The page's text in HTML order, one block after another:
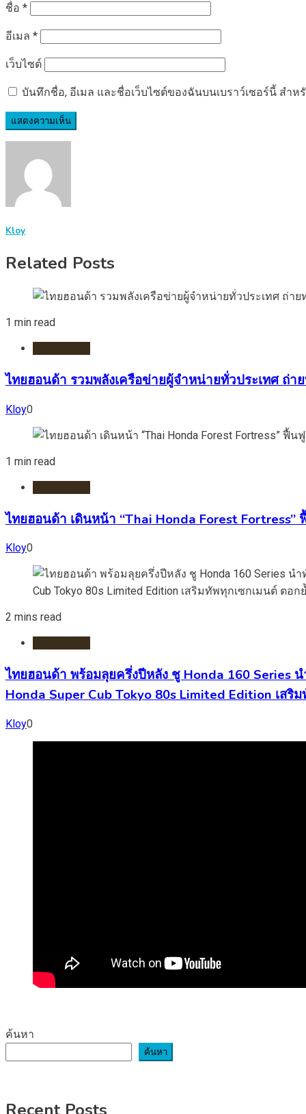
ชื่อ *
อีเมล *
เว็บไซต์
บันทึกชื่อ, อีเมล และชื่อเว็บไซต์ของฉันบนเบราว์เซอร์นี้ สำห
Kloy
Related Posts
1 min read
ไทยฮอนด้า รวมพลังเครือข่ายผู้จำหน่ายทั่วประเทศ ถ่
Kloy0
1 min read
ไทยฮอนด้า เดินหน้า “Thai Honda Forest
Kloy0
2 mins read
ไทยฮอนด้า พร้อมลุยครึ่งปีหลัง ชู Honda 160 Series
Honda Super Cub Tokyo 80s Limited Edition เส
Kloy0
ค้นหา
ค้นหา
Recent Posts